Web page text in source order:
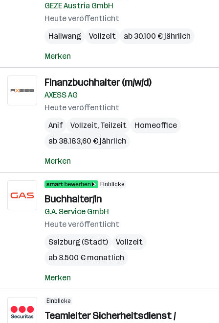
GEZE Austria GmbH
Heute veröffentlicht
Hallwang
Vollzeit ab 30.100 € jährlich
Merken
Finanzbuchhalter (m/w/d)
AXESS AG
Heute veröffentlicht
Anif
Vollzeit, Teilzeit
Homeoffice
ab 38.183,60 € jährlich
Merken
Einblicke
Buchhalter/in
G.A. Service GmbH
Heute veröffentlicht
Salzburg (Stadt)
Vollzeit
ab 3.500 € monatlich
Merken
Einblicke
Teamleiter Sicherheitsdienst /